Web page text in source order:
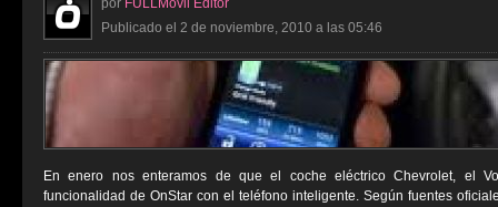
por FULLMóvil Editor
Publicado el 2 de noviembre, 2010 a las 05:46
En enero nos enteramos de que el coche eléctrico Chevrolet, el
funcionalidad de OnStar con el teléfono inteligente. Según fuentes